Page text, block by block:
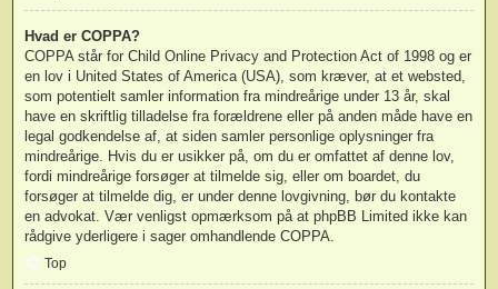
Hvad er COPPA?
COPPA står for Child Online Privacy and Protection Act of 1998 og er
en lov i United States of America (USA), som kræver, at et websted,
som potentielt samler information fra mindreårige under 13 år, skal
have en skriftlig tilladelse fra forældrene eller på anden måde have en
legal godkendelse af, at siden samler personlige oplysninger fra
mindreårige. Hvis du er usikker på, om du er omfattet af denne lov,
fordi mindreårige forsøger at tilmelde sig, eller om boardet, du
forsøger at tilmelde dig, er under denne lovgivning, bør du kontakte
en advokat. Vær venligst opmærksom på at phpBB Limited ikke kan
rådgive yderligere i sager omhandlende COPPA.
Top